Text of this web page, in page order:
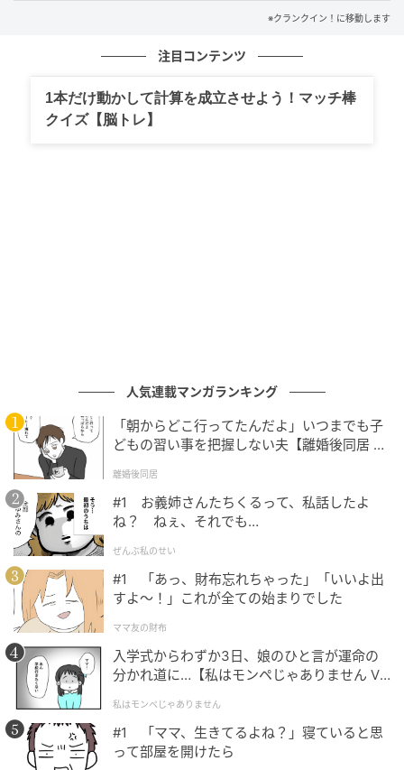
※クランクイン！に移動します
注目コンテンツ
1本だけ動かして計算を成立させよう！マッチ棒
クイズ【脳トレ】
人気連載マンガランキング
「朝からどこ行ってたんだよ」いつまでも子
どもの習い事を把握しない夫【離婚後同居 Vo
離婚後同居
#1 お義姉さんたちくるって、私話したよ
ね？ ねぇ、それでも…
ぜんぶ私のせい
#1 「あっ、財布忘れちゃった」「いいよ出
すよ〜！」これが全ての始まりでした
ママ友の財布
入学式からわずか3日、娘のひと言が運命の
分かれ道に…【私はモンペじゃありません Vo
私はモンペじゃありません
#1 「ママ、生きてるよね？」寝ていると思
って部屋を開けたら